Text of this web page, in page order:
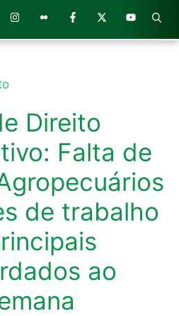
Direito
Falta de
de trabalho
ao